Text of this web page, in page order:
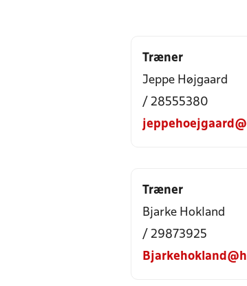
Træner
Jeppe Højgaard
/ 28555380
Træner
Bjarke Hokland
/ 29873925